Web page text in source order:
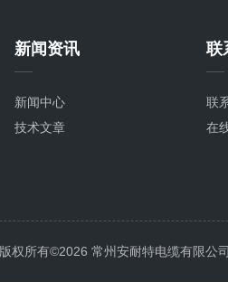
新闻资讯
新闻中心
技术文章
联
联
在
版权所有©2026 常州安耐特电缆有限